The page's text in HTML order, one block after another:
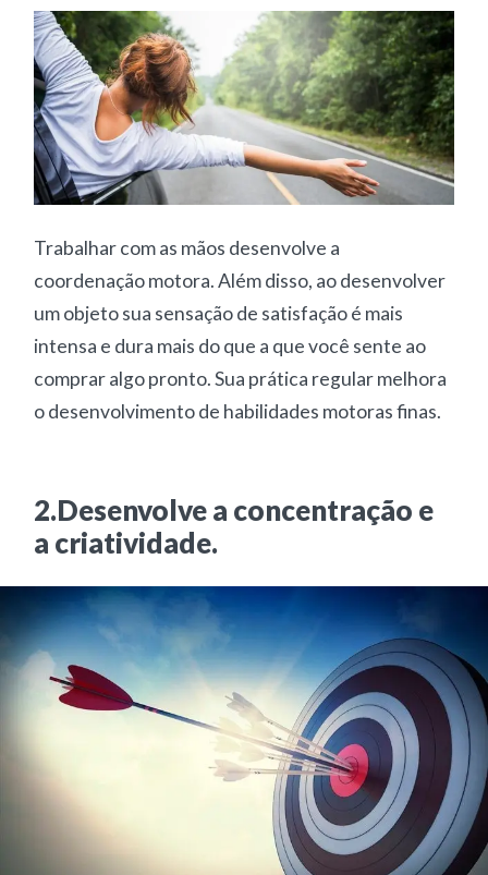
Trabalhar com as mãos desenvolve a
coordenação motora. Além disso, ao desenvolver
um objeto sua sensação de satisfação é mais
intensa e dura mais do que a que você sente ao
comprar algo pronto. Sua prática regular melhora
o desenvolvimento de habilidades motoras finas.
2.Desenvolve a concentração e
a criatividade.